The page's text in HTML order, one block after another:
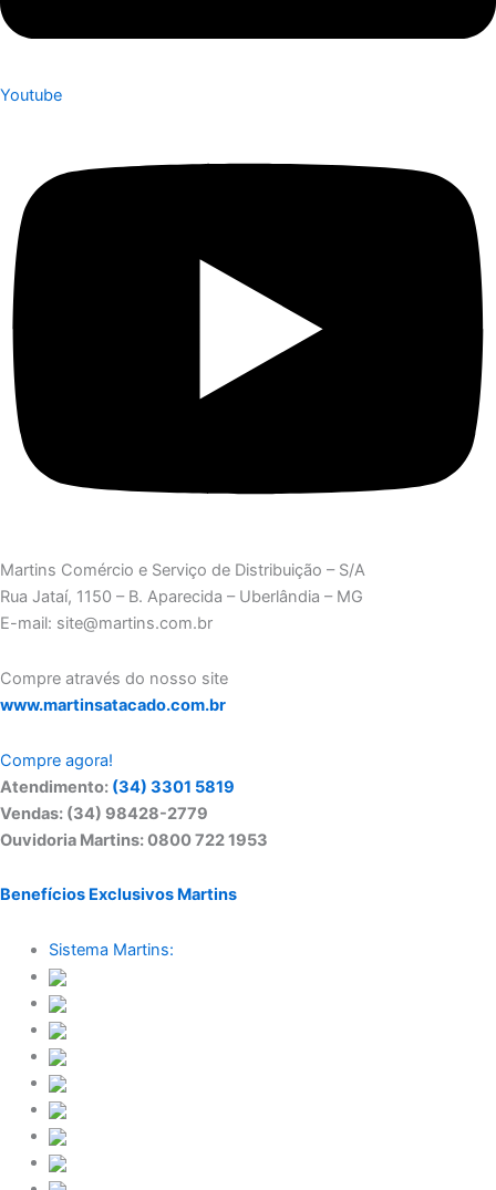
Youtube
Martins Comércio e Serviço de Distribuição – S/A
Rua Jataí, 1150 – B. Aparecida – Uberlândia – MG
E-mail: site@martins.com.br
Compre através do nosso site
www.martinsatacado.com.br
Compre agora!
Atendimento: (34) 3301 5819
Vendas: (34) 98428-2779
Ouvidoria Martins: 0800 722 1953
Benefícios Exclusivos Martins
Sistema Martins: